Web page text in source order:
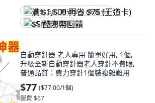
满 $1,500 再省 $75 (王道卡)
$5 酷澎幣回饋
自動穿針器 老人專用 簡單好用, 1個,
升級全新自動穿針器老人穿針不費眼,
普通品質：費力穿針1個裝複雜難用
$77 ($77.00/1個)
運費 $67